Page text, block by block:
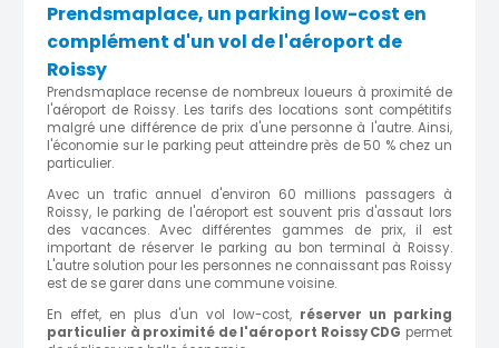
Prendsmaplace, un parking low-cost en
complément d'un vol de l'aéroport de
Roissy
Prendsmaplace recense de nombreux loueurs à proximité de
l'aéroport de Roissy. Les tarifs des locations sont compétitifs
malgré une différence de prix d'une personne à l'autre. Ainsi,
l'économie sur le parking peut atteindre près de 50 % chez un
particulier.
Avec un trafic annuel d'environ 60 millions passagers à
Roissy, le parking de l'aéroport est souvent pris d'assaut lors
des vacances. Avec différentes gammes de prix, il est
important de réserver le parking au bon terminal à Roissy.
L'autre solution pour les personnes ne connaissant pas Roissy
est de se garer dans une commune voisine.
En effet, en plus d'un vol low-cost, réserver un parking
particulier à proximité de l'aéroport Roissy CDG permet